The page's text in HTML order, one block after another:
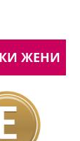
ЖЕНИ